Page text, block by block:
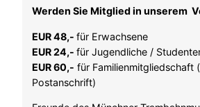
Werden Sie Mitglied in unserem
EUR 48,- für Erwachsene
EUR 24,- für Jugendliche /
EUR 60,- für Familienmitgliedschaft
Postanschrift)